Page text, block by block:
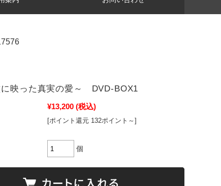
に映った真実の愛～ DVD-BOX1
¥13,200 (税込)
[ポイント還元 132ポイント～]
個